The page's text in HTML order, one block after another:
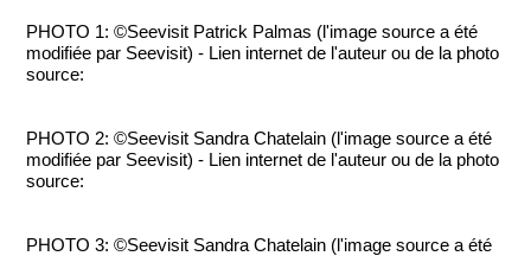
PHOTO 1: ©Seevisit Patrick Palmas (l'image source a été
modifiée par Seevisit) - Lien internet de l'auteur ou de la photo
source:
PHOTO 2: ©Seevisit Sandra Chatelain (l'image source a été
modifiée par Seevisit) - Lien internet de l'auteur ou de la photo
source:
PHOTO 3: ©Seevisit Sandra Chatelain (l'image source a été